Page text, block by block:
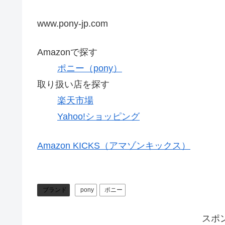
www.pony-jp.com
Amazonで探す
ポニー（pony）
取り扱い店を探す
楽天市場
Yahoo!ショッピング
Amazon KICKS（アマゾンキックス）
ブランド pony ポニー
スポ